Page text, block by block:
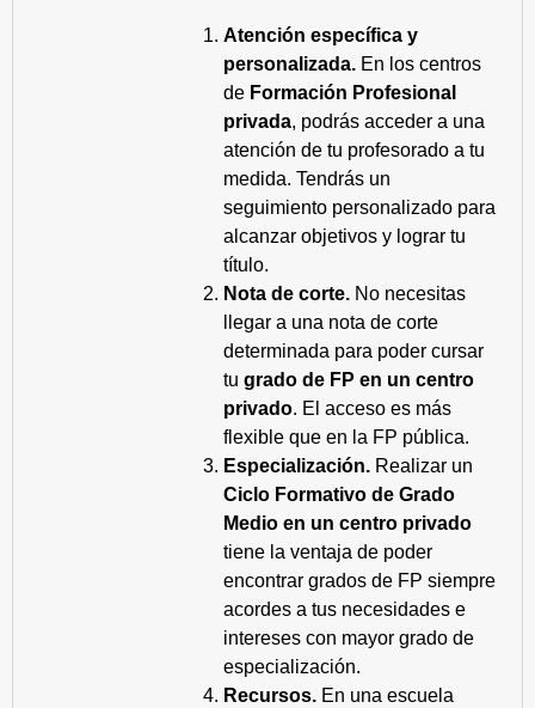
Atención específica y
personalizada. En los centros
de Formación Profesional
privada, podrás acceder a una
atención de tu profesorado a tu
medida. Tendrás un
seguimiento personalizado para
alcanzar objetivos y lograr tu
título.
Nota de corte. No necesitas
llegar a una nota de corte
determinada para poder cursar
tu grado de FP en un centro
privado. El acceso es más
flexible que en la FP pública.
Especialización. Realizar un
Ciclo Formativo de Grado
Medio en un centro privado
tiene la ventaja de poder
encontrar grados de FP siempre
acordes a tus necesidades e
intereses con mayor grado de
especialización.
Recursos. En una escuela